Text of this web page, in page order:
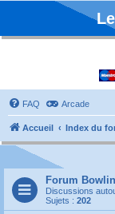
FAQ Arcade
Accueil Index du
Forum
Discussions
Sujets : 202